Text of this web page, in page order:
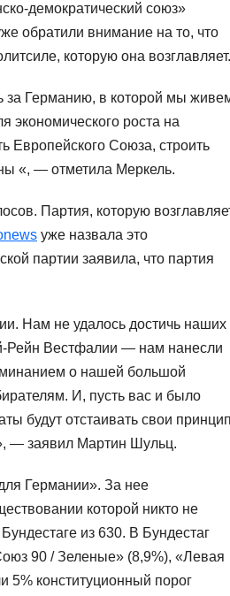
демократический союз»
обратили внимание на то, что
которую она возглавляет.
за Германию, в которой мы
экономического роста на
Европейского Союза, строить
«, — отметила Меркель.
Партия, которую
уже назвала это
партии заявила, что партия
Нам не удалось достичь наших
Рейн Вестфалии — нам нанесли
о нашей большой
И, пусть вас и было
будут отстаивать свои
— заявил Мартин Шульц.
Германии». За нее
которой никто не
из 630. В Бундестаг
90 / Зеленые» (8,9%), «Левая
5% конституционный порог